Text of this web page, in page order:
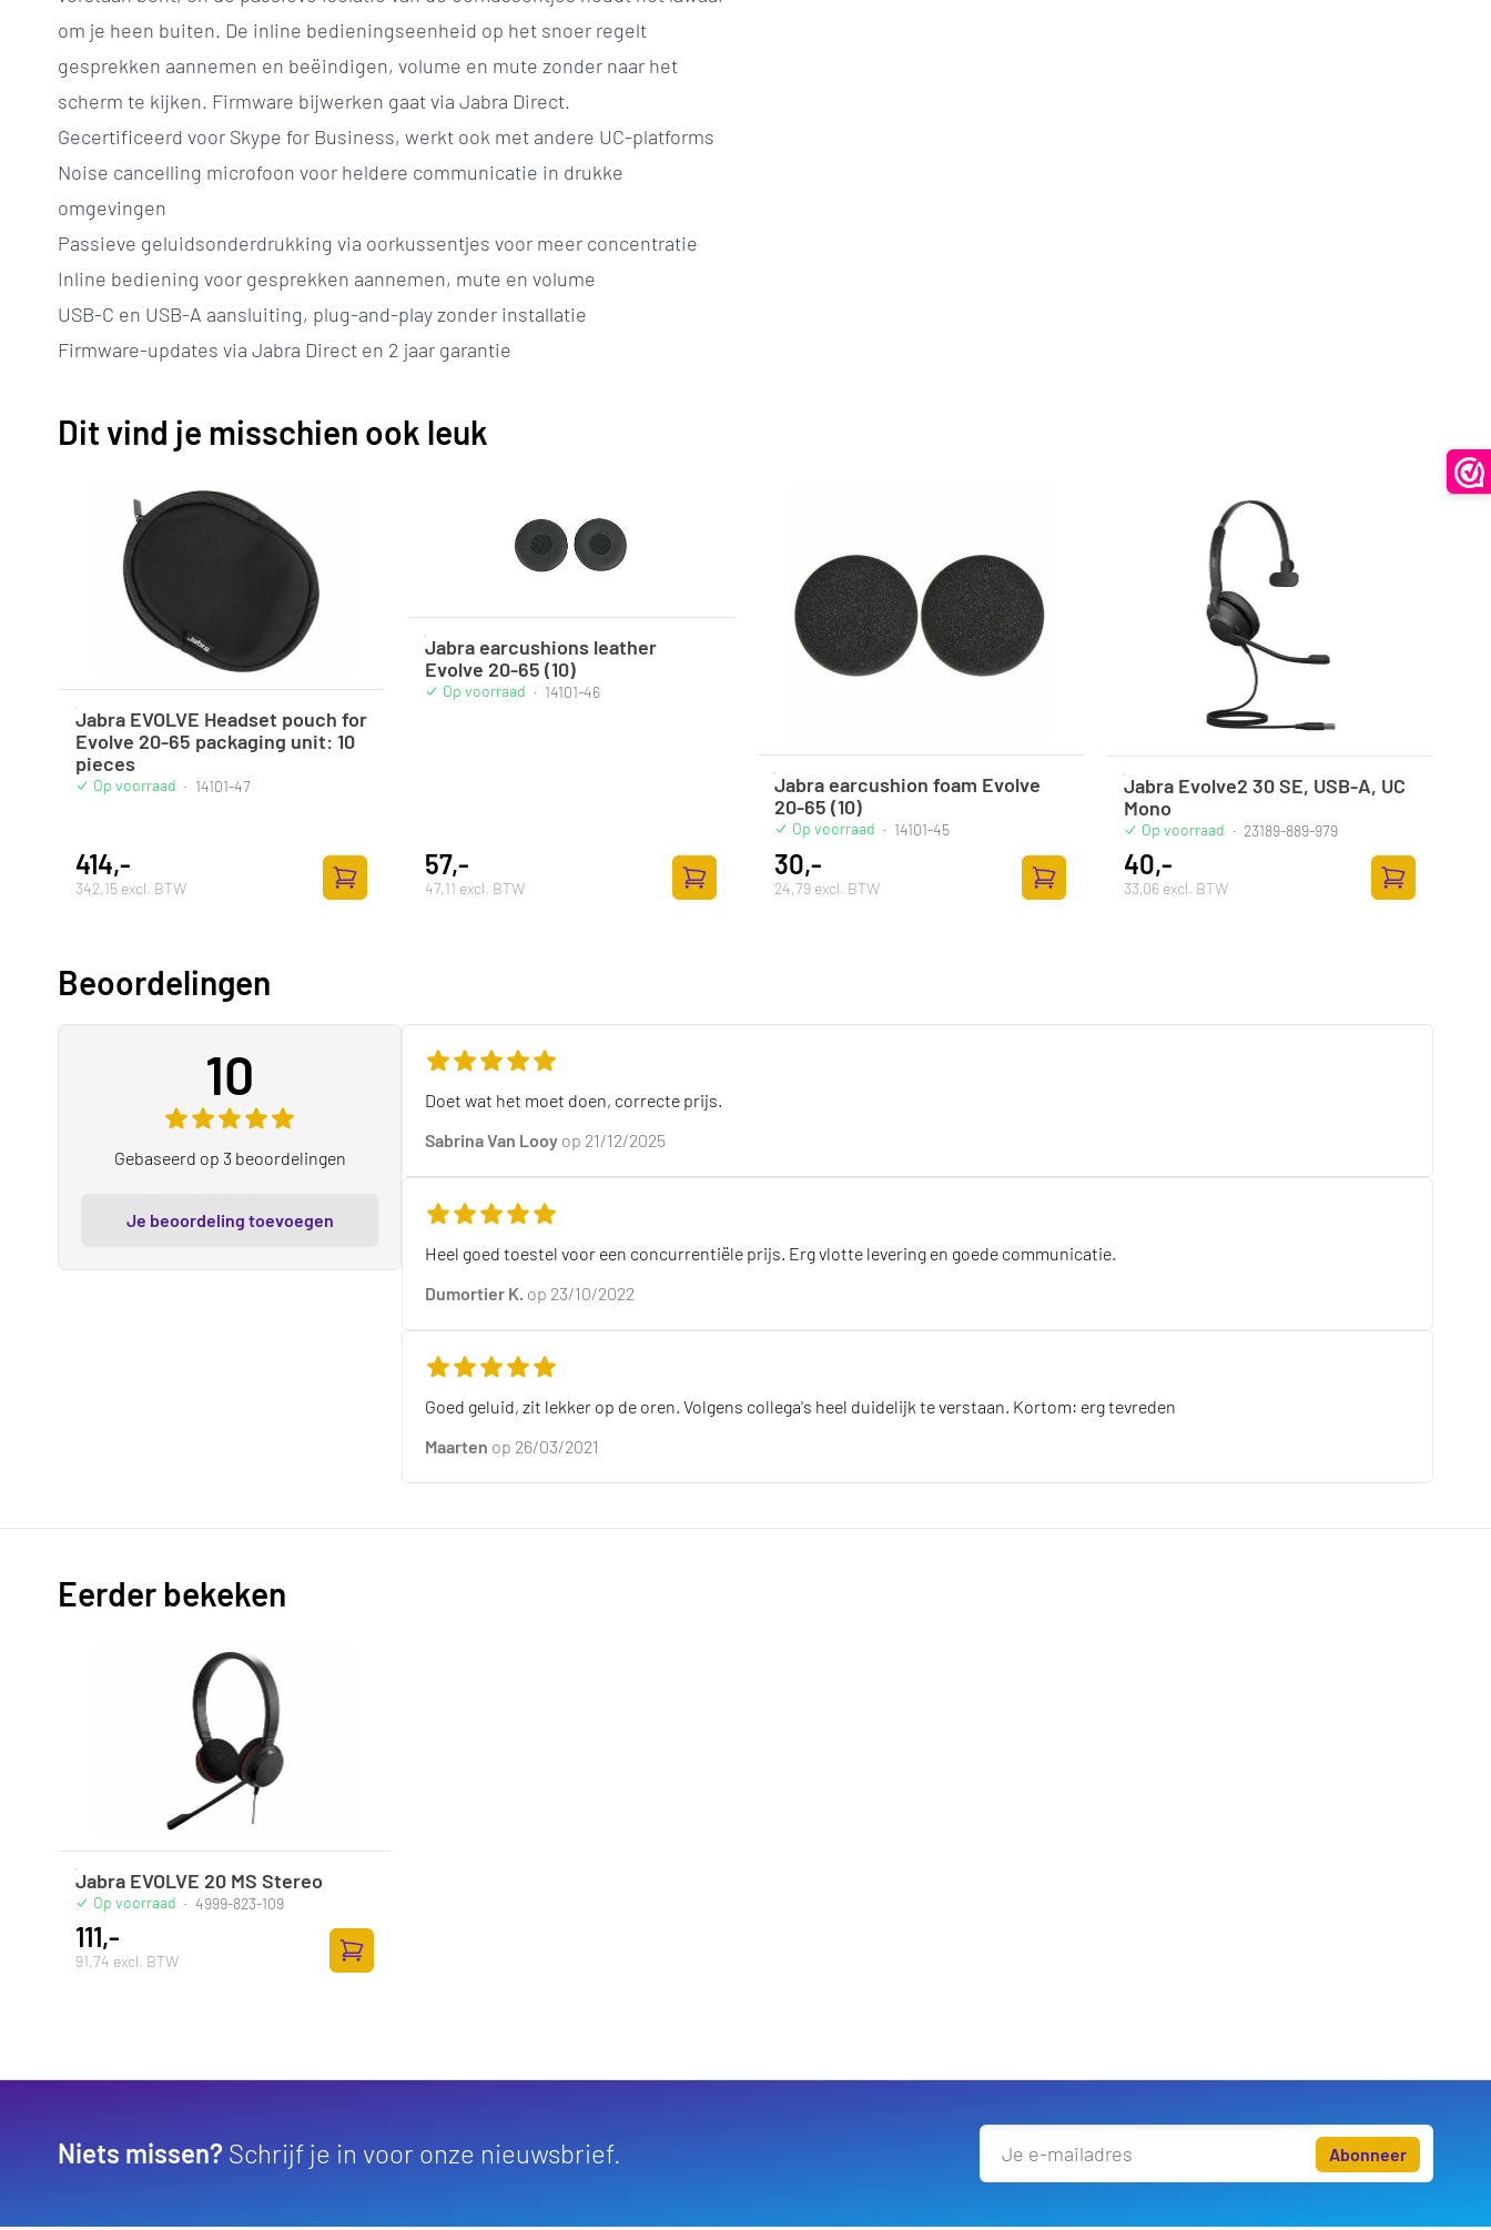
om je heen buiten. De inline bedieningseenheid op het snoer regelt
gesprekken aannemen en beëindigen, volume en mute zonder naar het
scherm te kijken. Firmware bijwerken gaat via Jabra Direct.
Gecertificeerd voor Skype for Business, werkt ook met andere UC-platforms
Noise cancelling microfoon voor heldere communicatie in drukke
omgevingen
Passieve geluidsonderdrukking via oorkussentjes voor meer concentratie
Inline bediening voor gesprekken aannemen, mute en volume
USB-C en USB-A aansluiting, plug-and-play zonder installatie
Firmware-updates via Jabra Direct en 2 jaar garantie
Dit vind je misschien ook leuk
Jabra EVOLVE Headset pouch for
Evolve 20-65 packaging unit: 10
pieces
Op voorraad · 14101-47
414,-
342,15 excl. BTW
Toevoegen aan winkelwagen
Jabra earcushions leather
Evolve 20-65 (10)
Op voorraad · 14101-46
57,-
47,11 excl. BTW
Toevoegen aan winkelwagen
Jabra earcushion foam Evolve
20-65 (10)
Op voorraad · 14101-45
30,-
24,79 excl. BTW
Toevoegen aan winkelwagen
Jabra Evolve2 30 SE, USB-A, UC
Mono
Op voorraad · 23189-889-979
40,-
33,06 excl. BTW
Toevoegen
Beoordelingen
10
Gebaseerd op 3 beoordelingen
Je beoordeling toevoegen
Doet wat het moet doen, correcte prijs.
Sabrina Van Looy op 21/12/2025
Heel goed toestel voor een concurrentiële prijs. Erg vlotte levering en goede communicatie.
Dumortier K. op 23/10/2022
Goed geluid, zit lekker op de oren. Volgens collega's heel duidelijk te verstaan. Kortom: erg tevreden
Maarten op 26/03/2021
Eerder bekeken
Jabra EVOLVE 20 MS Stereo
Op voorraad · 4999-823-109
111,-
91,74 excl. BTW
Toevoegen aan winkelwagen
Niets missen? Schrijf je in voor onze nieuwsbrief. Abonneer